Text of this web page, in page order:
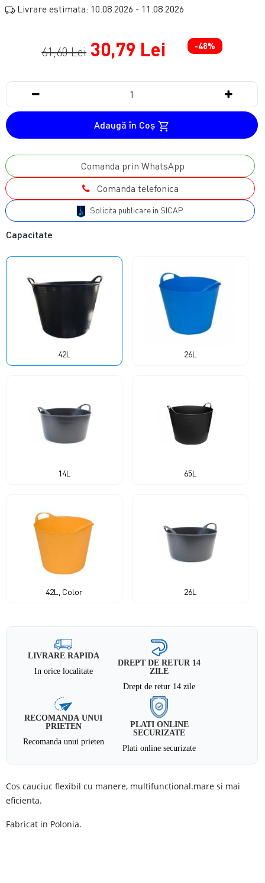
Livrare estimata: 10.08.2026 - 11.08.2026
61,60 Lei 30,79 Lei -48%
Adaugă în Coş
Comanda prin WhatsApp
Comanda telefonica
Solicita publicare in SICAP
Capacitate
42L 26L
14L 65L
42L, Color 26L
LIVRARE RAPIDA
In orice localitate
DREPT DE RETUR 14
ZILE
Drept de retur 14 zile
RECOMANDA UNUI
PRIETEN
Recomanda unui prieten
PLATI ONLINE
SECURIZATE
Plati online securizate
Cos cauciuc flexibil cu manere, multifunctional.mare si mai
eficienta.
Fabricat in Polonia.